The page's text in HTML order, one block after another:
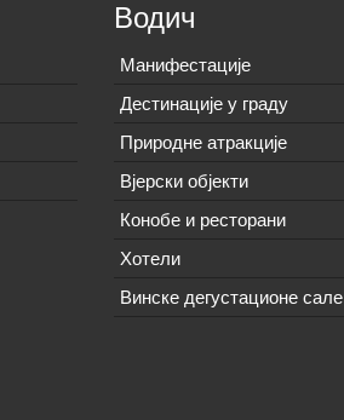
Водич
Манифестације
Дестинације у граду
Природне атракције
Вјерски објекти
Конобе и ресторани
Хотели
Винске дегустационе сале